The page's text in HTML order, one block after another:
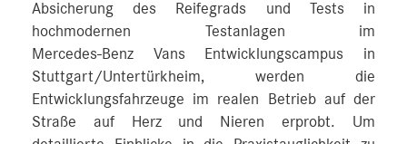
Absicherung des Reifegrads und Tests in
hochmodernen Testanlagen im
Mercedes‑Benz Vans Entwicklungscampus in
Stuttgart/Untertürkheim, werden die
Entwicklungsfahrzeuge im realen Betrieb auf der
Straße auf Herz und Nieren erprobt. Um